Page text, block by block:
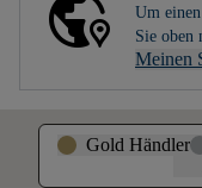
Um
Sie oben
Meinen
Gold Händler